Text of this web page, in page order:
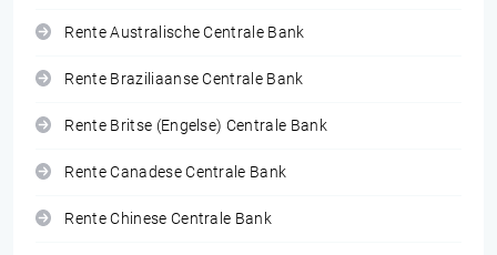
Rente Australische Centrale Bank
Rente Braziliaanse Centrale Bank
Rente Britse (Engelse) Centrale Bank
Rente Canadese Centrale Bank
Rente Chinese Centrale Bank